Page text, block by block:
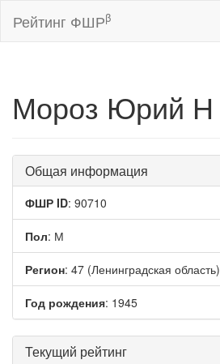
Рейтинг ФШРβ
Мороз Юрий Н
Общая информация
ФШР ID: 90710
Пол: М
Регион: 47 (Ленинградская область)
Год рождения: 1945
Текущий рейтинг